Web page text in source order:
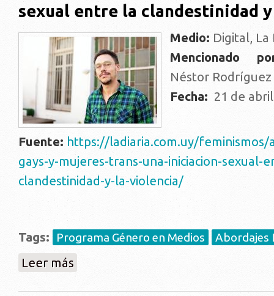
sexual entre la clandestinidad
Medio: Digital, La
Mencionado
Néstor Rodríguez
Fecha: 21 de
Fuente: https://ladiaria.com.uy/
gays-y-mujeres-trans-una-iniciacion-sexual-
clandestinidad-y-la-violencia/
Tags: Programa Género en Medios Abordajes
Leer más